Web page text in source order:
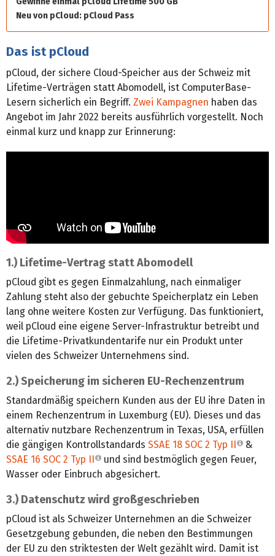
Neu von pCloud: pCloud Pass
Das ist pCloud
pCloud, der sichere Cloud-Speicher aus der Schweiz mit
Lifetime-Verträgen statt Abomodell, ist ComputerBase-
Lesern sicherlich ein Begriff. Zwei Kampagnen haben das
Angebot im Jahr 2022 bereits ausführlich vorgestellt. Noch
einmal kurz und knapp zur Erinnerung:
1.) Lifetime-Vertrag statt Abomodell
pCloud gibt es gegen Einmalzahlung, nach einmaliger
Zahlung steht also der gebuchte Speicherplatz ein Leben
lang ohne weitere Kosten zur Verfügung. Das funktioniert,
weil pCloud eine eigene Server-Infrastruktur betreibt und
die Lifetime-Privatkundentarife nur ein Produkt unter
vielen des Schweizer Unternehmens sind.
2.) Speicherung im sicheren EU-Rechenzentrum
Standardmäßig speichern Kunden aus der EU ihre Daten in
einem Rechenzentrum in Luxemburg (EU). Dieses und das
alternativ nutzbare Rechenzentrum in Texas, USA, erfüllen
die gängigen Kontrollstandards SSAE 18 SOC 2 Typ II
&
SSAE 16 SOC 2 Typ II
und sind bestmöglich gegen Feuer,
Wasser oder Einbruch abgesichert.
3.) Datenschutz wird großgeschrieben
pCloud ist als Schweizer Unternehmen an die Schweizer
Gesetzgebung gebunden, die neben den Bestimmungen
der EU zu den striktesten der Welt gezählt wird. Damit ist